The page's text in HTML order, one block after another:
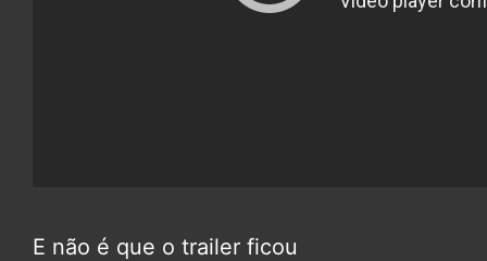
E não é que o trailer ficou